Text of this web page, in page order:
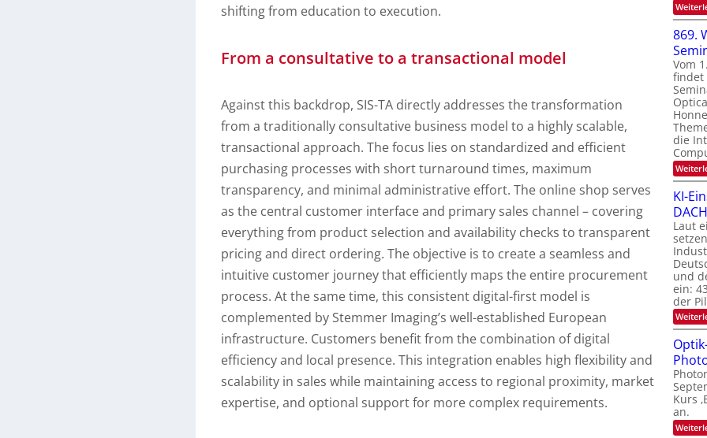
shifting from education to execution.
From a consultative to a transactional model
Against this backdrop, SIS-TA directly addresses the transformation
from a traditionally consultative business model to a highly scalable,
transactional approach. The focus lies on standardized and efficient
purchasing processes with short turnaround times, maximum
transparency, and minimal administrative effort. The online shop serves
as the central customer interface and primary sales channel – covering
everything from product selection and availability checks to transparent
pricing and direct ordering. The objective is to create a seamless and
intuitive customer journey that efficiently maps the entire procurement
process. At the same time, this consistent digital-first model is
complemented by Stemmer Imaging’s well-established European
infrastructure. Customers benefit from the combination of digital
efficiency and local presence. This integration enables high flexibility and
scalability in sales while maintaining access to regional proximity, market
expertise, and optional support for more complex requirements.
869.
Vom
findet
die
KI-
Laut
und
ein:
der
Kurs
an.